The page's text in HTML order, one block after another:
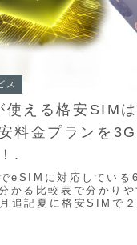
ス
使える格安SIM
料金プランを
.
eSIMに対応している
かる比較表で分かりや
追記夏に格安SIMで